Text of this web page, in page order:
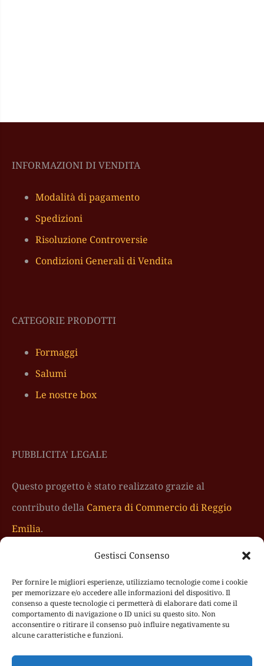
Gestisci Consenso
Per fornire le migliori esperienze, utilizziamo tecnologie come i cookie
per memorizzare e/o accedere alle informazioni del dispositivo. Il
consenso a queste tecnologie ci permetterà di elaborare dati come il
comportamento di navigazione o ID unici su questo sito. Non
acconsentire o ritirare il consenso può influire negativamente su
alcune caratteristiche e funzioni.
INFORMAZIONI DI VENDITA
Modalità di pagamento
Spedizioni
Risoluzione Controversie
Condizioni Generali di Vendita
CATEGORIE PRODOTTI
Formaggi
Salumi
Le nostre box
PUBBLICITA' LEGALE
Questo progetto è stato realizzato grazie al
contributo della Camera di Commercio di Reggio
Emilia.